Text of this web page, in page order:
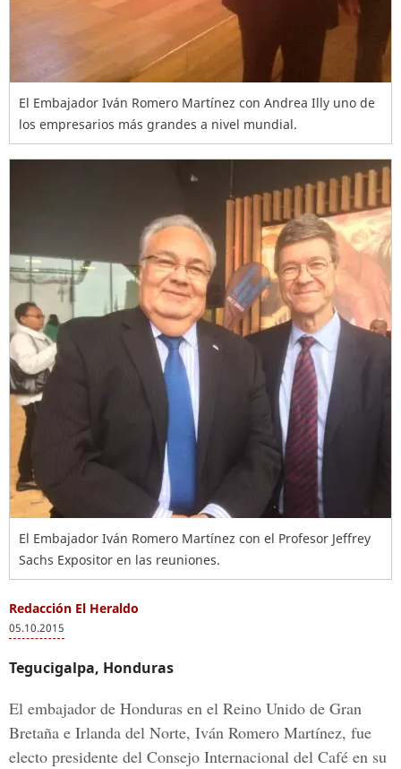
El Embajador Iván Romero Martínez con Andrea Illy uno de
los empresarios más grandes a nivel mundial.
El Embajador Iván Romero Martínez con el Profesor Jeffrey
Sachs Expositor en las reuniones.
Redacción El Heraldo
05.10.2015
Tegucigalpa, Honduras
El embajador de Honduras en el Reino Unido de Gran
Bretaña e Irlanda del Norte, Iván Romero Martínez, fue
electo presidente del Consejo Internacional del Café en su